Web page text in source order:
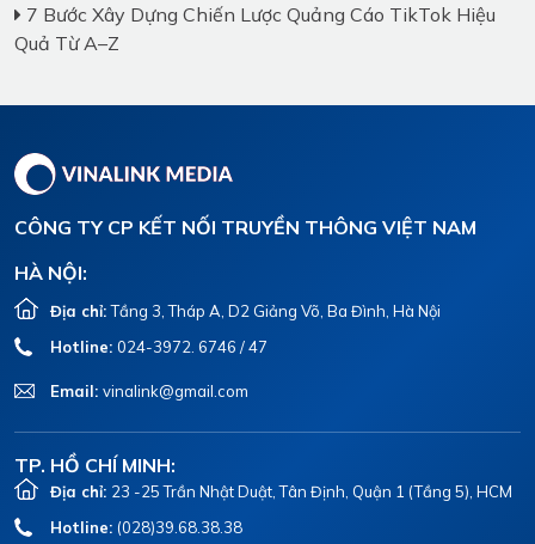
7 Bước Xây Dựng Chiến Lược Quảng Cáo TikTok Hiệu
Quả Từ A–Z
CÔNG TY CP KẾT NỐI TRUYỀN THÔNG VIỆT NAM
HÀ NỘI:
Địa chỉ:Tầng 3, Tháp A, D2 Giảng Võ, Ba Đình, Hà Nội
Hotline: 024-3972. 6746 / 47
Email: vinalink@gmail.com
TP. HỒ CHÍ MINH:
Địa chỉ: 23 -25 Trần Nhật Duật, Tân Định, Quận 1 (Tầng 5), HCM
Hotline: (028)39.68.38.38